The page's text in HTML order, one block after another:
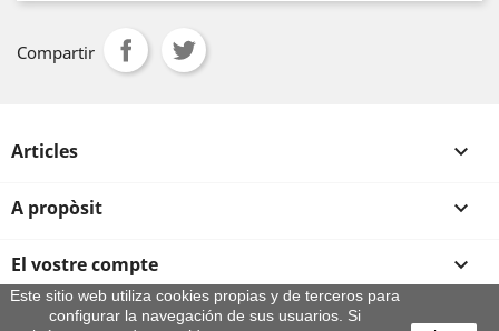
Compartir
Articles 
A propòsit 
El vostre compte 
Informació sobre la botiga
Este sitio web utiliza cookies propias y de terceros para
configurar la navegación de sus usuarios. Si